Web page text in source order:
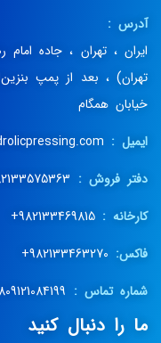
آدرس :
ایران ، تهران ، جاده
تهران) ، بعد از پمپ
خیابان همگام
ایمیل :
دفتر فروش :
کارخانه : 982133469815+
فاکس:
شماره تماس :
ما را دنبال کنید